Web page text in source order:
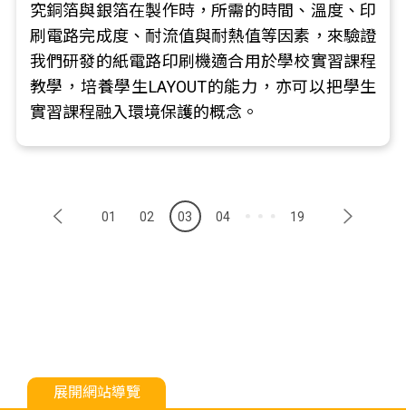
究銅箔與銀箔在製作時，所需的時間、溫度、印
刷電路完成度、耐流值與耐熱值等因素，來驗證
我們研發的紙電路印刷機適合用於學校實習課程
教學，培養學生LAYOUT的能力，亦可以把學生
實習課程融入環境保護的概念。
01 02 03 04 19
展開網站導覽